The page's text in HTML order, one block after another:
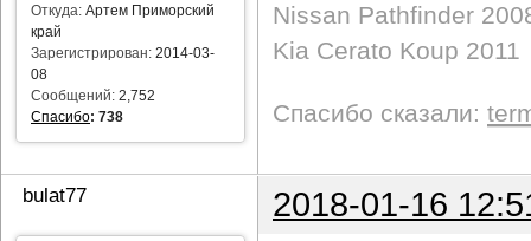
Откуда: Артем Приморский
край
Зарегистрирован: 2014-03-
08
Сообщений: 2,752
Спасибо: 738
Nissan Pathfinder
Kia Cerato Koup 2011
Спасибо сказали:
bulat77 2018-01-16